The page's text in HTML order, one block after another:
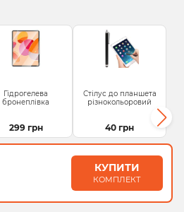
Гідрогелева
бронеплівка
299 грн
Стілус до планшета
різнокольоровий
40 грн
КУПИТИ
КОМПЛЕКТ